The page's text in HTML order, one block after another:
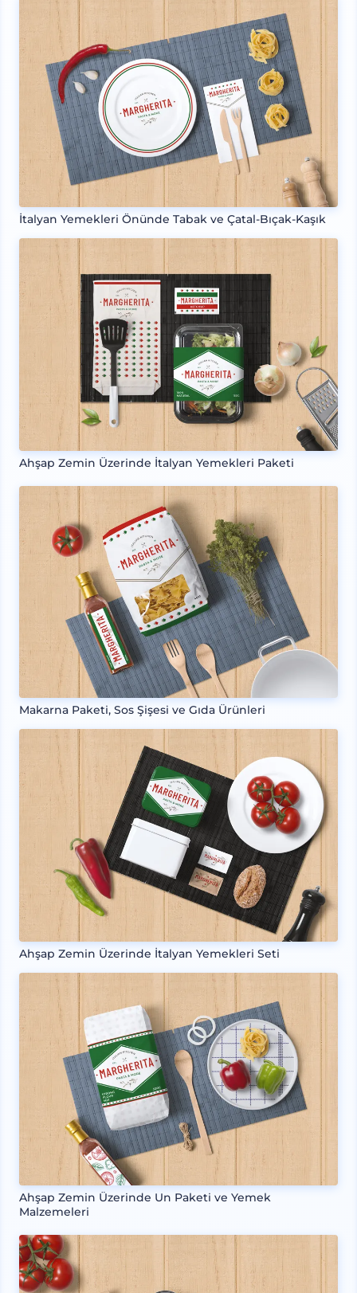
İtalyan Yemekleri Önünde Tabak ve Çatal-Bıçak-Kaşık
Ahşap Zemin Üzerinde İtalyan Yemekleri Paketi
Makarna Paketi, Sos Şişesi ve Gıda Ürünleri
Ahşap Zemin Üzerinde İtalyan Yemekleri Seti
Ahşap Zemin Üzerinde Un Paketi ve Yemek
Malzemeleri